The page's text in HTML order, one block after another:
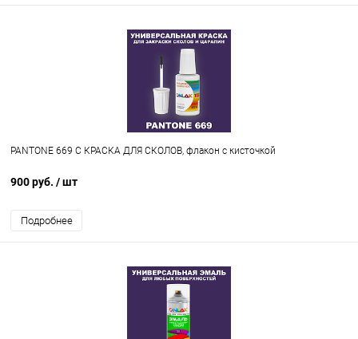
PANTONE 669 C КРАСКА ДЛЯ СКОЛОВ, флакон с кисточкой
900 руб. / шт
Подробнее